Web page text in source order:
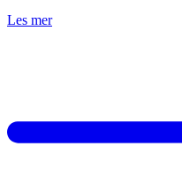
Les mer